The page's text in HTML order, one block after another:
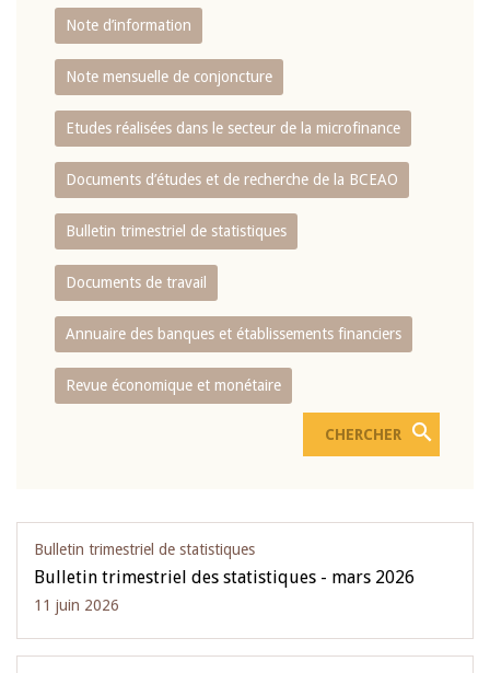
Note d’information
Note mensuelle de conjoncture
Etudes réalisées dans le secteur de la microfinance
Documents d’études et de recherche de la BCEAO
Bulletin trimestriel de statistiques
Documents de travail
Annuaire des banques et établissements financiers
Revue économique et monétaire
Bulletin trimestriel de statistiques
Bulletin trimestriel des statistiques - mars 2026
11 juin 2026